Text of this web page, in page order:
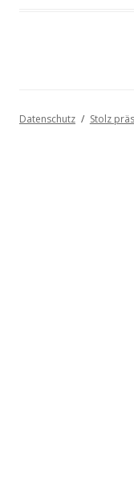
Datenschutz Stolz